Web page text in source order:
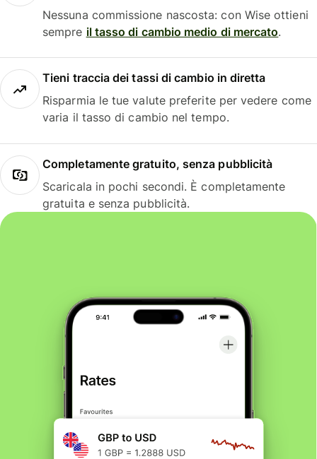
Nessuna commissione nascosta: con Wise ottieni
sempre il tasso di cambio medio di mercato.
Tieni traccia dei tassi di cambio in diretta
Risparmia le tue valute preferite per vedere come
varia il tasso di cambio nel tempo.
Completamente gratuito, senza pubblicità
Scaricala in pochi secondi. È completamente
gratuita e senza pubblicità.